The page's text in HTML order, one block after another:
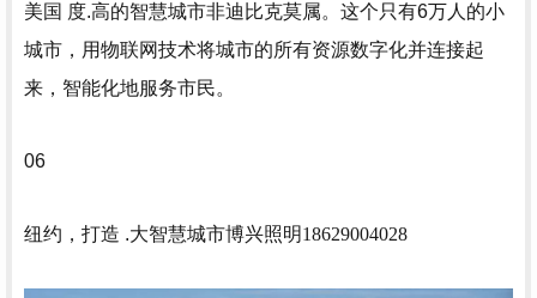
美国 度.高的智慧城市非迪比克莫属。这个只有6万人的小
城市，用物联网技术将城市的所有资源数字化并连接起
来，智能化地服务市民。
06
纽约，打造 .大智慧城市博兴照明18629004028